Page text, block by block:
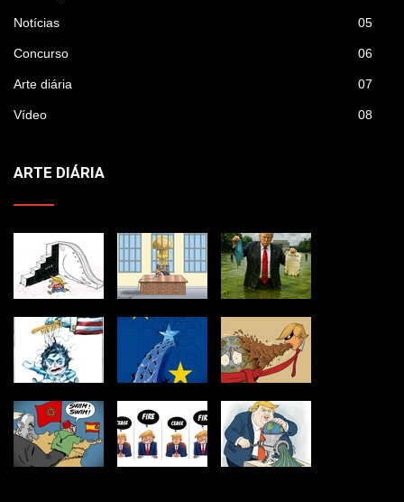
Notícias 05
Concurso 06
Arte diária 07
Vídeo 08
ARTE DIÁRIA